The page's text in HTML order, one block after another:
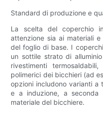
Standard di produzione e
La scelta del coperchio
attenzione sia ai materiali
del foglio di base. I
un sottile strato di
rivestimenti
polimerici dei bicchieri (ad
opzioni includono varianti a
e a induzione, a
materiale del bicchiere.